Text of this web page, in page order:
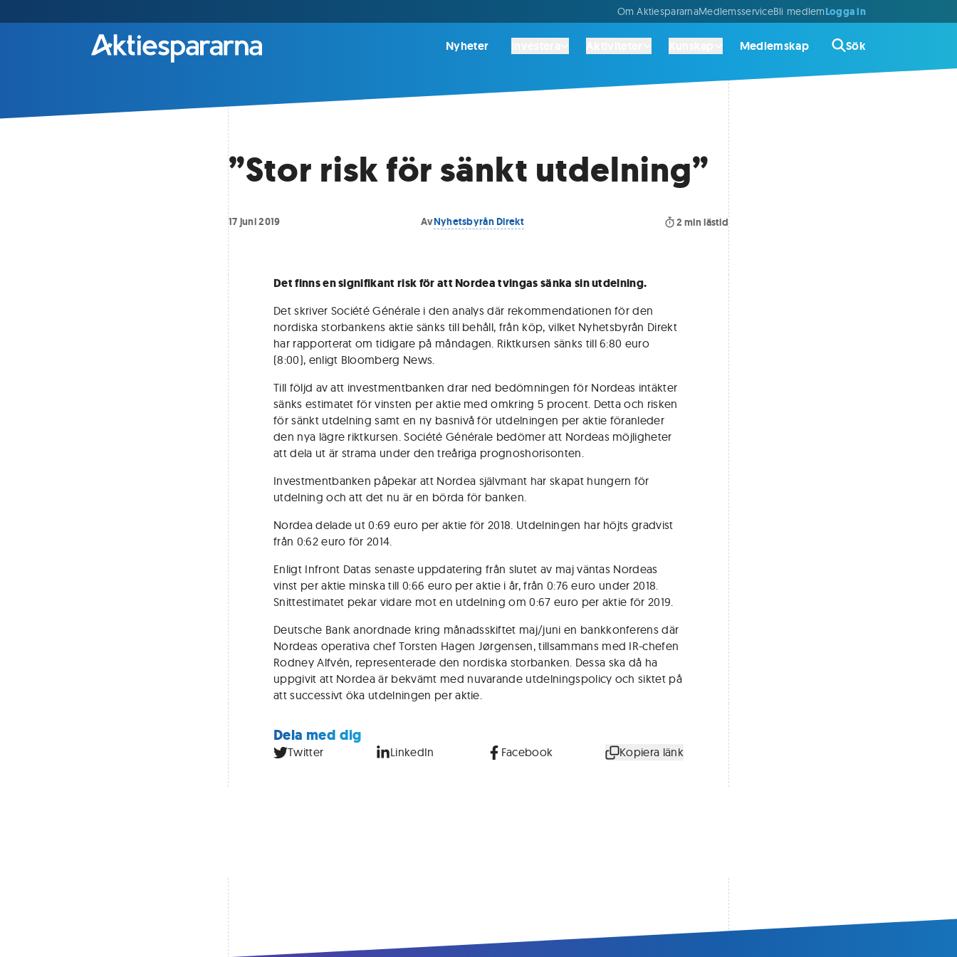
Om AktiespararnaMedlemsserviceBli medlemLogga in
Nyheter Medlemskap Sök
”Stor risk för sänkt utdelning”
17 juni 2019 AvNyhetsbyrån Direkt 2 min lästid
Det finns en signifikant risk för att Nordea tvingas sänka sin utdelning.
Det skriver Société Générale i den analys där rekommendationen för den
nordiska storbankens aktie sänks till behåll, från köp, vilket Nyhetsbyrån Direkt
har rapporterat om tidigare på måndagen. Riktkursen sänks till 6:80 euro
(8:00), enligt Bloomberg News.
Till följd av att investmentbanken drar ned bedömningen för Nordeas intäkter
sänks estimatet för vinsten per aktie med omkring 5 procent. Detta och risken
för sänkt utdelning samt en ny basnivå för utdelningen per aktie föranleder
den nya lägre riktkursen. Société Générale bedömer att Nordeas möjligheter
att dela ut är strama under den treåriga prognoshorisonten.
Investmentbanken påpekar att Nordea självmant har skapat hungern för
utdelning och att det nu är en börda för banken.
Nordea delade ut 0:69 euro per aktie för 2018. Utdelningen har höjts gradvist
från 0:62 euro för 2014.
Enligt Infront Datas senaste uppdatering från slutet av maj väntas Nordeas
vinst per aktie minska till 0:66 euro per aktie i år, från 0:76 euro under 2018.
Snittestimatet pekar vidare mot en utdelning om 0:67 euro per aktie för 2019.
Deutsche Bank anordnade kring månadsskiftet maj/juni en bankkonferens där
Nordeas operativa chef Torsten Hagen Jørgensen, tillsammans med IR-chefen
Rodney Alfvén, representerade den nordiska storbanken. Dessa ska då ha
uppgivit att Nordea är bekvämt med nuvarande utdelningspolicy och siktet på
att successivt öka utdelningen per aktie.
Dela med dig
Twitter LinkedIn Facebook Kopiera länk